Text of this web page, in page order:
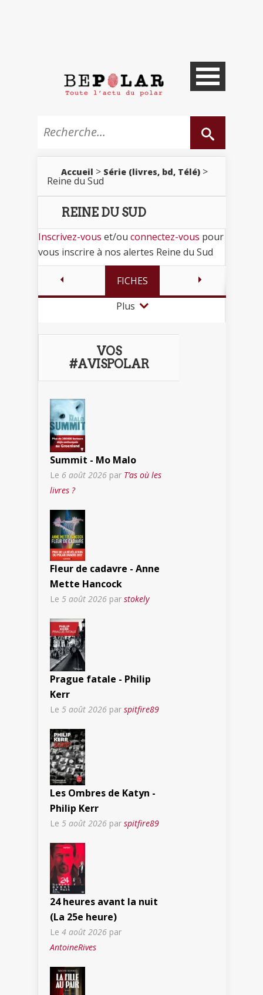
Accueil > Série (livres, bd, Télé) >
Reine du Sud
REINE DU SUD
Inscrivez-vous et/ou connectez-vous pour
vous inscrire à nos alertes Reine du Sud
FICHES
Plus
VOS
#AVISPOLAR
Summit - Mo Malo
Le 6 août 2026 par T’as où les
livres ?
Fleur de cadavre - Anne
Mette Hancock
Le 5 août 2026 par stokely
Prague fatale - Philip
Kerr
Le 5 août 2026 par spitfire89
Les Ombres de Katyn -
Philip Kerr
Le 5 août 2026 par spitfire89
24 heures avant la nuit
(La 25e heure)
Le 4 août 2026 par
AntoineRives